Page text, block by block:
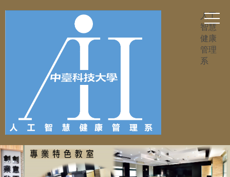
人工
智慧
健康
管理
系